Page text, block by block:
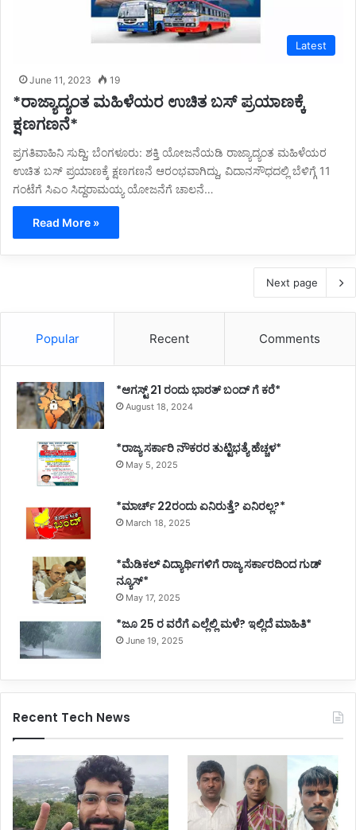
Latest
June 11, 2023 19
*ರಾಜ್ಯಾದ್ಯಂತ ಮಹಿಳೆಯರ ಉಚಿತ ಬಸ್ ಪ್ರಯಾಣಕ್ಕೆ
ಕ್ಷಣಗಣನೆ*
ಪ್ರಗತಿವಾಹಿನಿ ಸುದ್ದಿ; ಬೆಂಗಳೂರು: ಶಕ್ತಿ ಯೋಜನೆಯಡಿ ರಾಜ್ಯಾದ್ಯಂತ ಮಹಿಳೆಯರ
ಉಚಿತ ಬಸ್ ಪ್ರಯಾಣಕ್ಕೆ ಕ್ಷಣಗಣನೆ ಆರಂಭವಾಗಿದ್ದು, ವಿದಾನಸೌಧದಲ್ಲಿ ಬೆಳಿಗ್ಗೆ 11
ಗಂಟೆಗೆ ಸಿಎಂ ಸಿದ್ದರಾಮಯ್ಯ ಯೋಜನೆಗೆ ಚಾಲನೆ…
Read More »
Next page
Popular Recent Comments
*ಆಗಸ್ಟ್ 21 ರಂದು ಭಾರತ್‌ ಬಂದ್‌ ಗೆ ಕರೆ*
August 18, 2024
*ರಾಜ್ಯ ಸರ್ಕಾರಿ ನೌಕರರ ತುಟ್ಟಿಭತ್ಯೆ ಹೆಚ್ಚಳ*
May 5, 2025
*ಮಾರ್ಚ್ 22ರಂದು ಏನಿರುತ್ತೆ? ಏನಿರಲ್ಲ?*
March 18, 2025
*ಮೆಡಿಕಲ್ ವಿದ್ಯಾರ್ಥಿಗಳಿಗೆ ರಾಜ್ಯ ಸರ್ಕಾರದಿಂದ ಗುಡ್
ನ್ಯೂಸ್*
May 17, 2025
*ಜೂ 25 ರ ವರೆಗೆ ಎಲ್ಲೆಲ್ಲಿ ಮಳೆ? ಇಲ್ಲಿದೆ ಮಾಹಿತಿ*
June 19, 2025
Recent Tech News